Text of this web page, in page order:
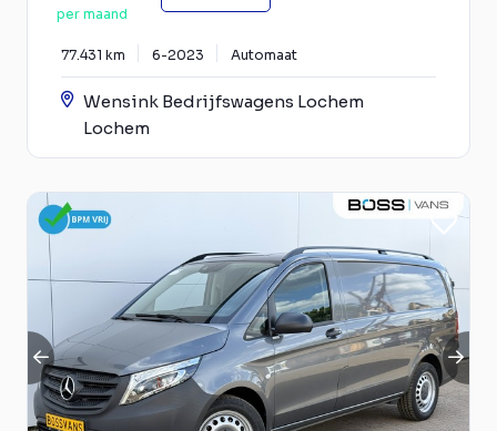
per maand
77.431 km 6-2023 Automaat
Wensink Bedrijfswagens Lochem
Lochem